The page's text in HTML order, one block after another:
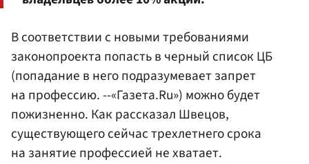
В соответствии с новыми требованиями
законопроекта попасть в черный список ЦБ
(попадание в него подразумевает запрет
на профессию. --«Газета.Ru») можно будет
пожизненно. Как рассказал Швецов,
существующего сейчас трехлетнего срока
на занятие профессией не хватает.